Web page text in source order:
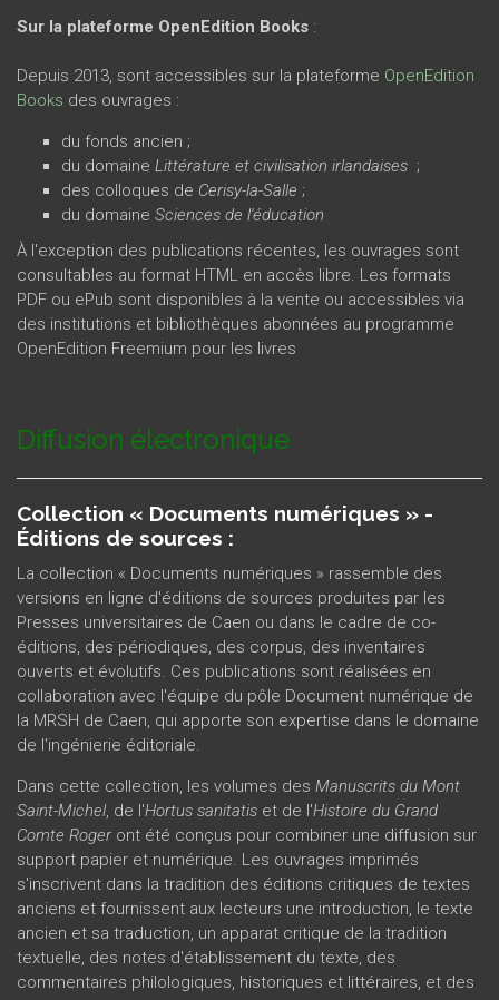
Sur la plateforme OpenEdition Books :
Depuis 2013, sont accessibles sur la plateforme OpenEdition
Books des ouvrages :
du fonds ancien ;
du domaine Littérature et civilisation irlandaises ;
des colloques de Cerisy-la-Salle ;
du domaine Sciences de l'éducation
À l'exception des publications récentes, les ouvrages sont
consultables au format HTML en accès libre. Les formats
PDF ou ePub sont disponibles à la vente ou accessibles via
des institutions et bibliothèques abonnées au programme
OpenEdition Freemium pour les livres
Diffusion électronique
Collection « Documents numériques » -
Éditions de sources :
La collection « Documents numériques » rassemble des
versions en ligne d'éditions de sources produites par les
Presses universitaires de Caen ou dans le cadre de co-
éditions, des périodiques, des corpus, des inventaires
ouverts et évolutifs. Ces publications sont réalisées en
collaboration avec l'équipe du pôle Document numérique de
la MRSH de Caen, qui apporte son expertise dans le domaine
de l'ingénierie éditoriale.
Dans cette collection, les volumes des Manuscrits du Mont
Saint-Michel, de l'Hortus sanitatis et de l'Histoire du Grand
Comte Rogeront été conçus pour combiner une diffusion sur
support papier et numérique. Les ouvrages imprimés
s'inscrivent dans la tradition des éditions critiques de textes
anciens et fournissent aux lecteurs une introduction, le texte
ancien et sa traduction, un apparat critique de la tradition
textuelle, des notes d'établissement du texte, des
commentaires philologiques, historiques et littéraires, et des